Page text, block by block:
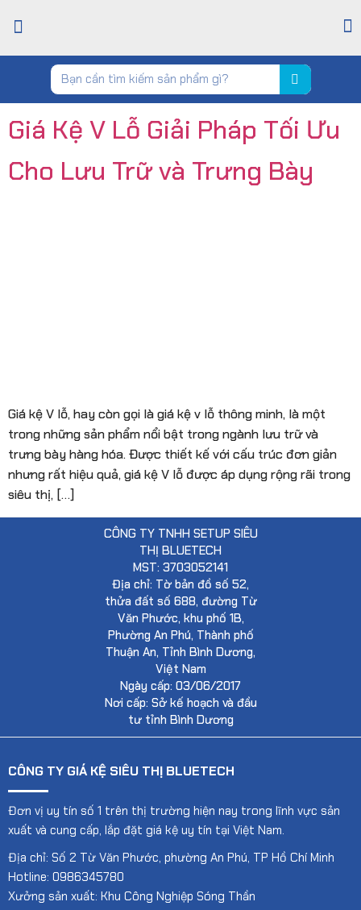
Giá Kệ V Lỗ Giải Pháp Tối Ưu
Cho Lưu Trữ và Trưng Bày
Giá kệ V lỗ, hay còn gọi là giá kệ v lỗ thông minh, là một
trong những sản phẩm nổi bật trong ngành lưu trữ và
trưng bày hàng hóa. Được thiết kế với cấu trúc đơn giản
nhưng rất hiệu quả, giá kệ V lỗ được áp dụng rộng rãi trong
siêu thị, […]
CÔNG TY TNHH SETUP SIÊU
THỊ BLUETECH
MST: 3703052141
Địa chỉ: Tờ bản đồ số 52,
thửa đất số 688, đường Từ
Văn Phước, khu phố 1B,
Phường An Phú, Thành phố
Thuận An, Tỉnh Bình Dương,
Việt Nam
Ngày cấp: 03/06/2017
Nơi cấp: Sở kế hoạch và đầu
tư tỉnh Bình Dương
CÔNG TY GIÁ KỆ SIÊU THỊ BLUETECH
Đơn vị uy tín số 1 trên thị trường hiện nay trong lĩnh vực sản
xuất và cung cấp, lắp đặt giá kệ uy tín tại Việt Nam.
Địa chỉ: Số 2 Từ Văn Phước, phường An Phú, TP Hồ Chí Minh
Hotline: 0986345780
Xưởng sản xuất: Khu Công Nghiệp Sóng Thần